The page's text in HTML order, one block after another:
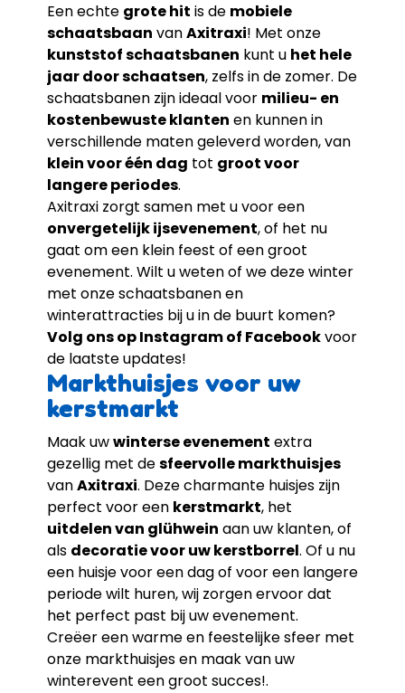
Een echte grote hit is de mobiele
schaatsbaan vanAxitraxi! Met onze
kunststof schaatsbanen kunt u het hele
jaar door schaatsen, zelfs in de zomer. De
schaatsbanen zijn ideaal voor milieu- en
kostenbewuste klanten en kunnen in
verschillende maten geleverd worden, van
klein voor één dag tot groot voor
langere periodes.
Axitraxi zorgt samen met u voor een
onvergetelijk ijsevenement, of het nu
gaat om een klein feest of een groot
evenement. Wilt u weten of we deze winter
met onze schaatsbanen en
winterattracties bij u in de buurt komen?
Volg ons op Instagram of Facebookvoor
de laatste updates!
Markthuisjes voor uw
kerstmarkt
Maak uwwinterse evenement extra
gezellig met desfeervolle markthuisjes
vanAxitraxi. Deze charmante huisjes zijn
perfect voor een kerstmarkt, het
uitdelen van glühwein aan uw klanten, of
als decoratie voor uw kerstborrel. Of u nu
een huisje voor een dag of voor een langere
periode wilt huren, wij zorgen ervoor dat
het perfect past bij uw evenement.
Creëer een warme en feestelijke sfeer met
onze markthuisjes en maak van uw
winterevent een groot succes!.